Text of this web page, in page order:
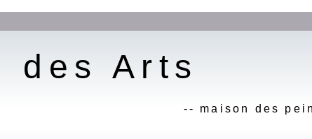
des Arts
-- maison des